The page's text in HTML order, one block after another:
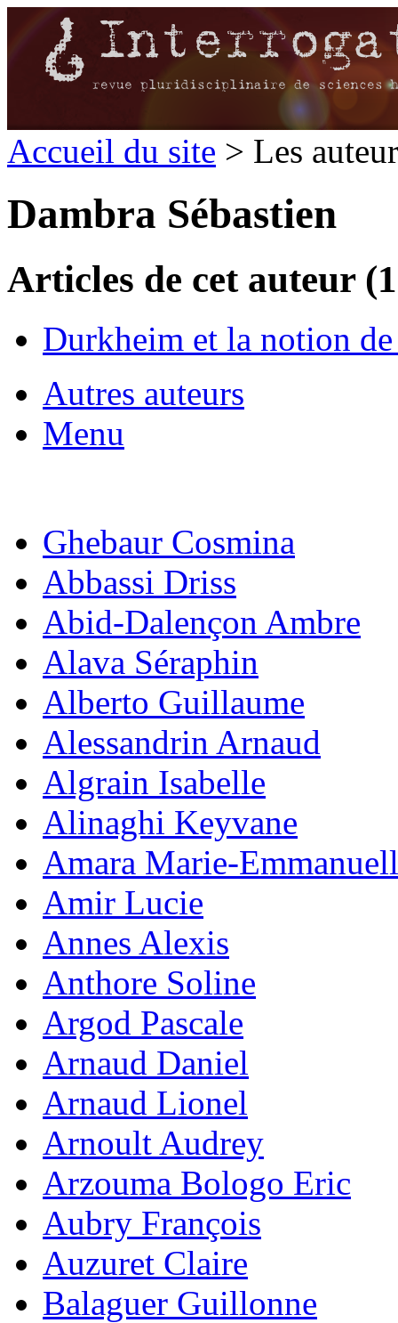
Accueil du site > Les
Dambra Sébastien
Articles de cet auteur
Durkheim et la notion
Autres auteurs
Menu
Ghebaur Cosmina
Abbassi Driss
Abid-Dalençon Ambre
Alava Séraphin
Alberto Guillaume
Alessandrin Arnaud
Algrain Isabelle
Alinaghi Keyvane
Amara Marie-
Amir Lucie
Annes Alexis
Anthore Soline
Argod Pascale
Arnaud Daniel
Arnaud Lionel
Arnoult Audrey
Arzouma Bologo Eric
Aubry François
Auzuret Claire
Balaguer Guillonne